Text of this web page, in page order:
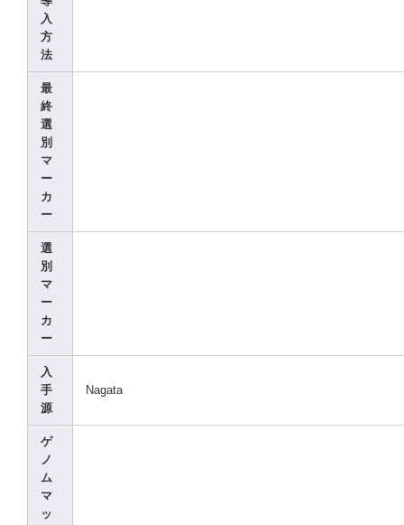
入
方
法
最
終
選
別
マ
ー
カ
ー
選
別
マ
ー
カ
ー
入
手
源
Nagata
ゲ
ノ
ム
マ
ッ